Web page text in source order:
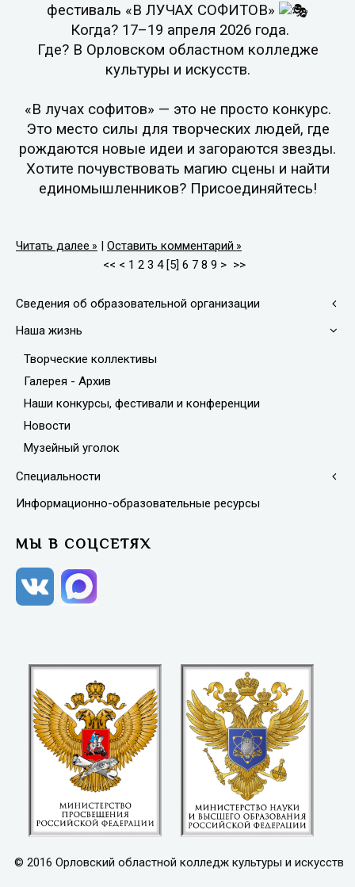
фестиваль «В ЛУЧАХ СОФИТОВ»
Когда? 17–19 апреля 2026 года.
Где? В Орловском областном колледже
культуры и искусств.
«В лучах софитов» — это не просто конкурс.
Это место силы для творческих людей, где
рождаются новые идеи и загораются звезды.
Хотите почувствовать магию сцены и найти
единомышленников? Присоединяйтесь!
Читать далее | Оставить комментарий
<< < 1 2 3 4[5] 6 7 8 9 > >>
Сведения об образовательной организации
Наша жизнь
Творческие коллективы
Галерея - Архив
Наши конкурсы, фестивали и конференции
Новости
Музейный уголок
Специальности
Информационно-образовательные ресурсы
МЫ В СОЦСЕТЯХ
© 2016 Орловский областной колледж культуры и искусств